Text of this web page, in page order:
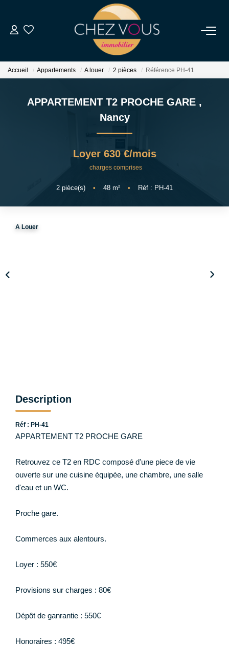
NOS BIENS
Transaction
NOTRE AGENCE
Accueil Appartements A louer 2 pièces Référence PH-41
APPARTEMENT T2 PROCHE GARE ,
Nancy
Loyer 630 €/mois
charges comprises
2 pièce(s) • 48 m² • Réf : PH-41
A Louer
Description
Réf : PH-41
APPARTEMENT T2 PROCHE GARE
Retrouvez ce T2 en RDC composé d'une piece de vie
ouverte sur une cuisine équipée, une chambre, une salle
d'eau et un WC.
Proche gare.
Commerces aux alentours.
Loyer : 550€
Provisions sur charges : 80€
Dépôt de ganrantie : 550€
Honoraires : 495€